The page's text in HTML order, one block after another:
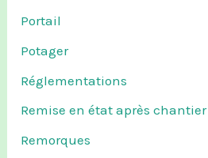
Portail
Potager
Réglementations
Remise en état après chantier
Remorques